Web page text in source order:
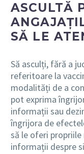
ASCULTĂ
SĂ LE
Să asculți, fără a
referitoare la
modalități de a
pot exprima
informații sau
îngrijora de
să le oferi
informații despre